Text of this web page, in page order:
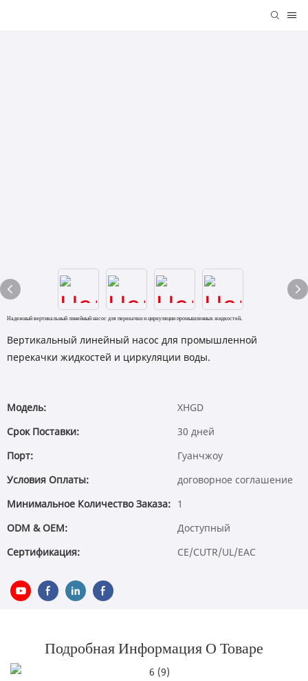
Надежный вертикальный линейный насос для перекачки и циркуляции промышленных жидкостей.
Вертикальный линейный насос для промышленной
перекачки жидкостей и циркуляции воды.
Модель:
XHGD
Срок Поставки:
30 дней
Порт:
Гуанчжоу
Условия Оплаты:
договорное соглашение
Минимальное Количество Заказа: 1
ODM & OEM:
Доступный
Сертификация:
CE/CUTR/UL/EAC
Подробная Информация О Товаре